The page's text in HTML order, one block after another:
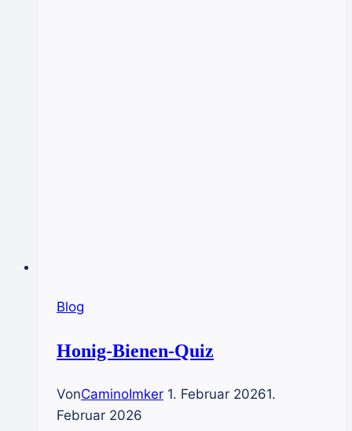
Blog
Honig-Bienen-Quiz
VonCaminoImker 1. Februar 20261.
Februar 2026